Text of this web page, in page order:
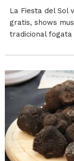
La Fiesta del Sol
gratis, shows
tradicional fogata